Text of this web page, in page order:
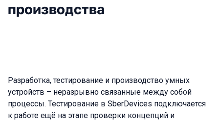
производства
Разработка, тестирование и производство умных
устройств – неразрывно связанные между собой
процессы. Тестирование в SberDevices подключается
к работе ещё на этапе проверки концепций и